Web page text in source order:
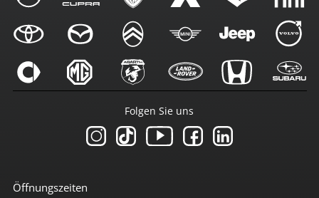
Öffnungszeiten
Folgen Sie uns